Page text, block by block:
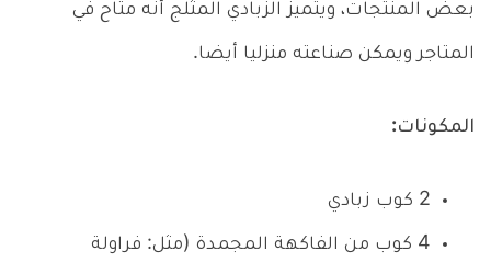
بعض المنتجات، ويتميز الزبادي المثلج أنه متاح في
المتاجر ويمكن صناعته منزليا أيضا.
المكونات:
2 كوب زبادي
4 كوب من الفاكهة المجمدة (مثل: فراولة